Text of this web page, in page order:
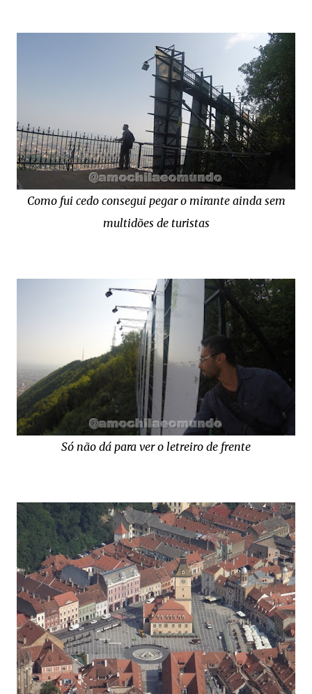
Como fui cedo consegui pegar o mirante ainda sem
multidões de turistas
Só não dá para ver o letreiro de frente